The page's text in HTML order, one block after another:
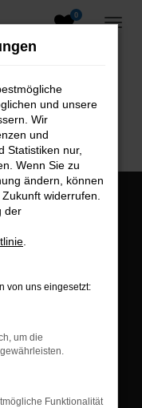
0
und unsere
Wir
und
Statistiken nur,
Wenn Sie zu
ändern, können
widerrufen.
der
von uns eingesetzt:
um die
Funktionalität